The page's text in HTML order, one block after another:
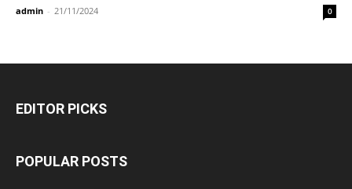
admin - 21/11/2024 0
EDITOR PICKS
POPULAR POSTS